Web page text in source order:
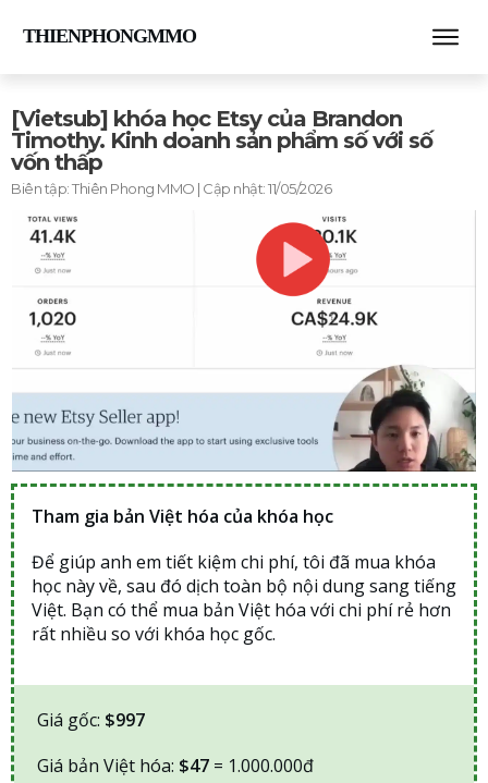
THIENPHONGMMO
[Vietsub] khóa học Etsy của Brandon
Timothy. Kinh doanh sản phẩm số với số
vốn thấp
Biên tập:Thiên Phong MMO | Cập nhật:11/05/2026
Tham gia bản Việt hóa của khóa học
Để giúp anh em tiết kiệm chi phí, tôi đã mua khóa
học này về, sau đó dịch toàn bộ nội dung sang tiếng
Việt. Bạn có thể mua bản Việt hóa với chi phí rẻ hơn
rất nhiều so với khóa học gốc.
Giá gốc: $997
Giá bản Việt hóa: $47 = 1.000.000đ